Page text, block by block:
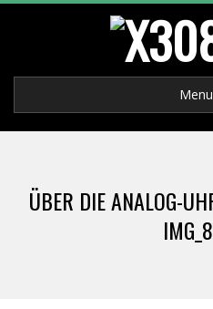
X
3
0
Navigation
Menu
ÜBER DIE ANALOG-